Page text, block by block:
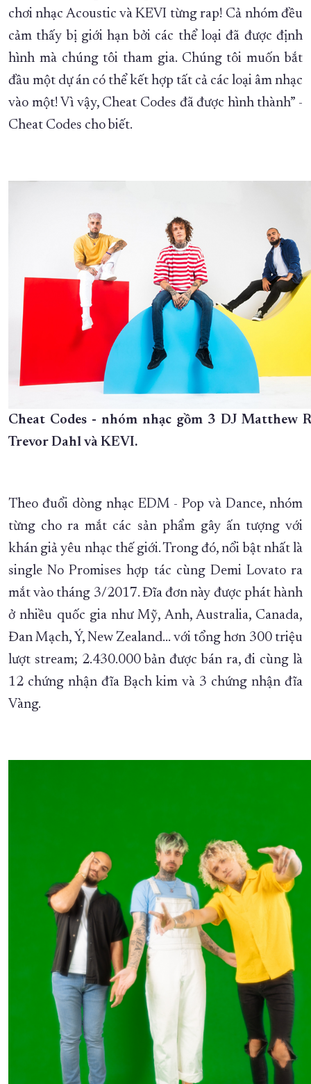
chơi nhạc Acoustic và KEVI từng rap! Cả nhóm đều
cảm thấy bị giới hạn bởi các thể loại đã được định
hình mà chúng tôi tham gia. Chúng tôi muốn bắt
đầu một dự án có thể kết hợp tất cả các loại âm nhạc
vào một! Vì vậy, Cheat Codes đã được hình thành” -
Cheat Codes cho biết.
Cheat Codes - nhóm nhạc gồm 3 DJ Matthew
Trevor Dahl và KEVI.
Theo đuổi dòng nhạc EDM - Pop và Dance, nhóm
từng cho ra mắt các sản phẩm gây ấn tượng với
khán giả yêu nhạc thế giới. Trong đó, nổi bật nhất là
single No Promises hợp tác cùng Demi Lovato ra
mắt vào tháng 3/2017. Đĩa đơn này được phát hành
ở nhiều quốc gia như Mỹ, Anh, Australia, Canada,
Đan Mạch, Ý, New Zealand… với tổng hơn 300 triệu
lượt stream; 2.430.000 bản được bán ra, đi cùng là
12 chứng nhận đĩa Bạch kim và 3 chứng nhận đĩa
Vàng.